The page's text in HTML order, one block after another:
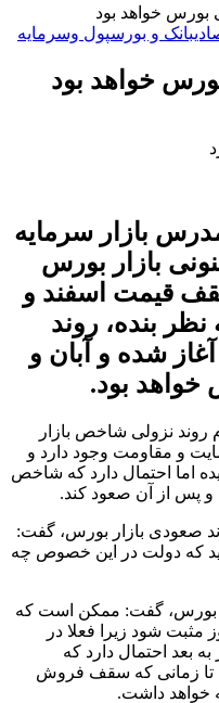
بورس خواهد بود
بانک و بورسپول وسرمایه
خواهد بود
بازار سرمایه
بازار بورس
قیمت اسفند و
بنده، روند
شده و آبان و
خواهد بود.
نزولی شاخص بازار
و مقاومت وجود دارد و
اما احتمال دارد که شاخص
صعودی بازار بورس، گفت:
که دولت در این خصوص چه
بورس، گفت: ممکن است که
شود زیرا فعلا در
قرار داریم اما از ۲۸ مهر به بعد احتمال دارد که
زمانی که سقف فروش
خواهد داشت.